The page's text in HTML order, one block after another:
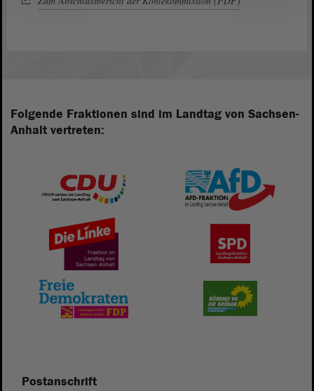
Folgende Fraktionen sind im Landtag von Sachsen-
Anhalt vertreten:
Postanschrift